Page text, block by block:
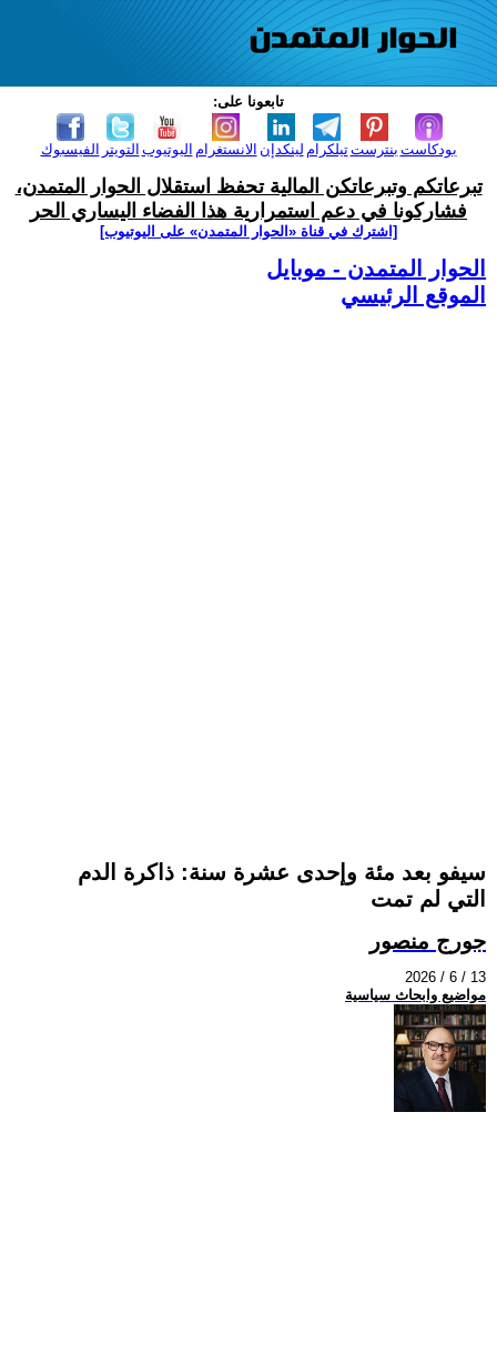
تابعونا على:
الفيسبوك التويتر اليوتيوب الانستغرام لينكدإن تيلكرامبنترست بودكاست
تبرعاتكم وتبرعاتكن المالية تحفظ استقلال الحوار المتمدن،
فشاركونا في دعم استمرارية هذا الفضاء اليساري الحر
[اشترك في قناة ‫«الحوار المتمدن» على اليوتيوب]
الحوار المتمدن - موبايل
الموقع الرئيسي
سيفو بعد مئة وإحدى عشرة سنة: ذاكرة الدم
التي لم تمت
جورج منصور
2026 / 6 / 13
مواضيع وابحاث سياسية